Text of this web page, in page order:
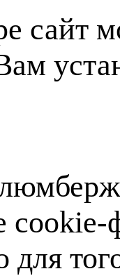
сайт